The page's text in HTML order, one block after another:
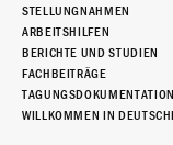
STELLUNGNAHMEN
ARBEITSHILFEN
BERICHTE UND STUDIEN
FACHBEITRÄGE
WILLKOMMEN IN